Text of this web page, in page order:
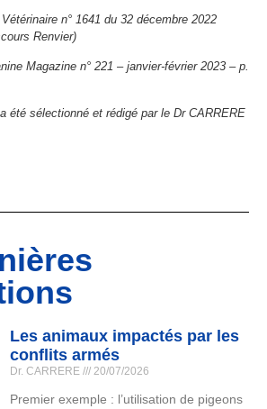
n° 1641 du 32 décembre 2022
Renvier)
n° 221 – janvier-février 2023 – p.
été sélectionné et rédigé par le Dr CARRERE
Les animaux impactés par les
conflits armés
Dr. CARRERE 20/07/2026
Premier exemple : l’utilisation de pigeons